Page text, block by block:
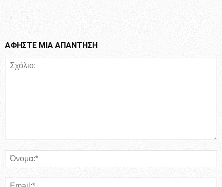
ΑΦΗΣΤΕ ΜΙΑ ΑΠΑΝΤΗΣΗ